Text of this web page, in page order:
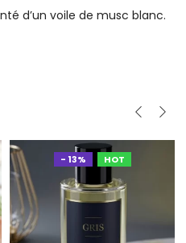
d’un voile de musc blanc.
- 13% HOT